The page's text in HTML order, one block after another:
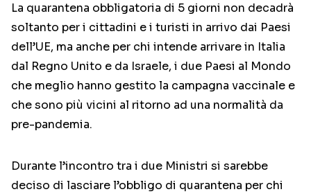
La quarantena obbligatoria di 5 giorni non decadrà
soltanto per i cittadini e i turisti in arrivo dai Paesi
dell’UE, ma anche per chi intende arrivare in Italia
dal Regno Unito e da Israele, i due Paesi al Mondo
che meglio hanno gestito la campagna vaccinale e
che sono più vicini al ritorno ad una normalità da
pre-pandemia.
Durante l’incontro tra i due Ministri si sarebbe
deciso di lasciare l’obbligo di quarantena per chi